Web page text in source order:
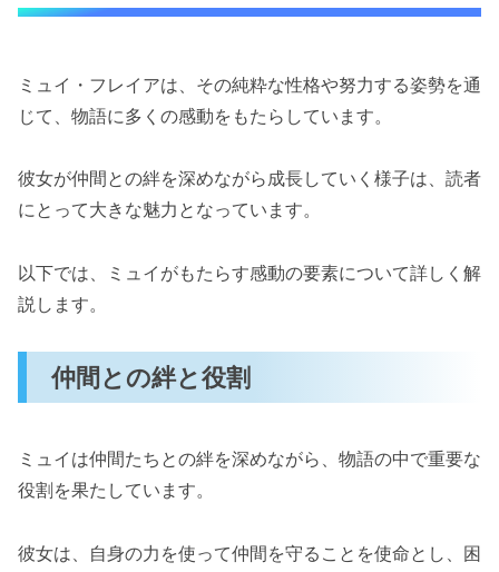
ミュイ・フレイアは、その純粋な性格や努力する姿勢を通
じて、物語に多くの感動をもたらしています。
彼女が仲間との絆を深めながら成長していく様子は、読者
にとって大きな魅力となっています。
以下では、ミュイがもたらす感動の要素について詳しく解
説します。
仲間との絆と役割
ミュイは仲間たちとの絆を深めながら、物語の中で重要な
役割を果たしています。
彼女は、自身の力を使って仲間を守ることを使命とし、困